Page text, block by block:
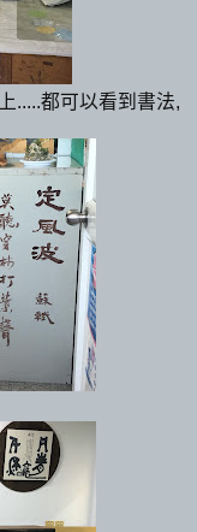
.....都可以看到書法,